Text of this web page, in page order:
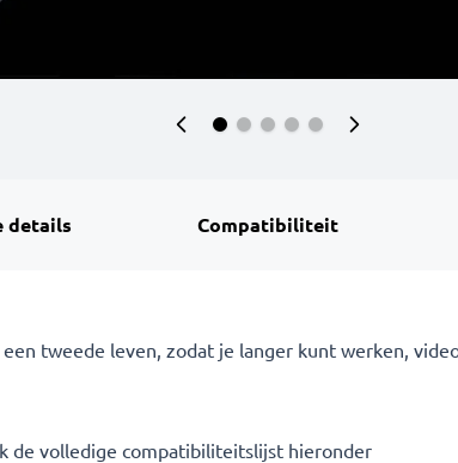
details Compatibiliteit
een tweede leven, zodat je langer kunt werken,
de volledige compatibiliteitslijst hieronder